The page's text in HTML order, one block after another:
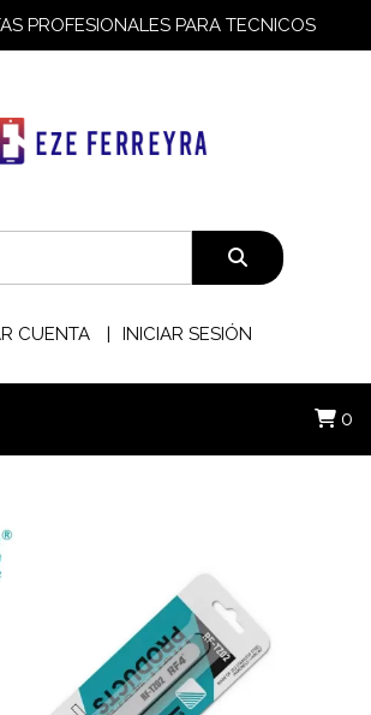
PROFESIONALES PARA TECNICOS
CUENTA INICIAR SESIÓN
0